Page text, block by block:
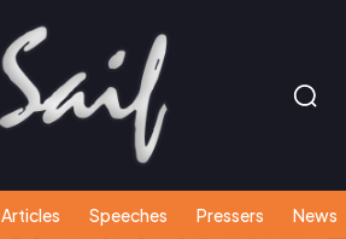
Articles Speeches Pressers News